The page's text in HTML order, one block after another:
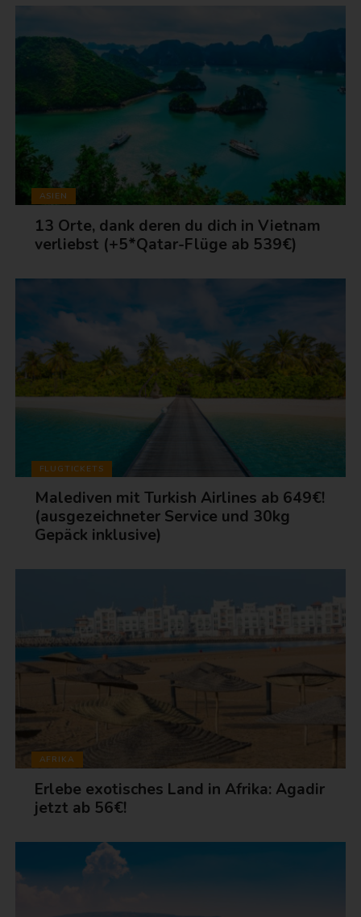
ASIEN
13 Orte, dank deren du dich in Vietnam
verliebst (+5*Qatar-Flüge ab 539€)
FLUGTICKETS
Malediven mit Turkish Airlines ab 649€!
(ausgezeichneter Service und 30kg
Gepäck inklusive)
AFRIKA
Erlebe exotisches Land in Afrika: Agadir
jetzt ab 56€!